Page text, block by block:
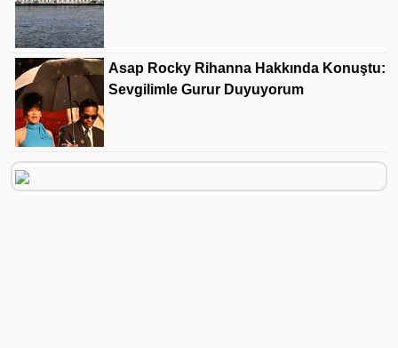
Asap Rocky Rihanna Hakkında Konuştu:
Sevgilimle Gurur Duyuyorum